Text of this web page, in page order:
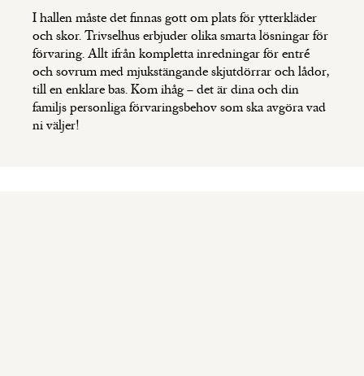
I hallen måste det finnas gott om plats för ytterkläder
och skor. Trivselhus erbjuder olika smarta lösningar för
förvaring. Allt ifrån kompletta inredningar för entré
och sovrum med mjukstängande skjutdörrar och lådor,
till en enklare bas. Kom ihåg – det är dina och din
familjs personliga förvaringsbehov som ska avgöra vad
ni väljer!